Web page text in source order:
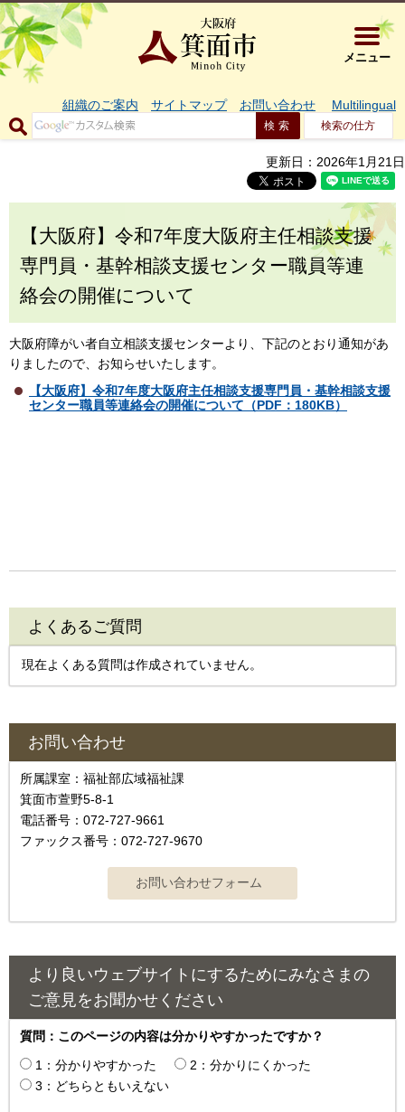
大阪府箕
メニュー
組織のご案内 サイトマップ お問い合わせ Multilingual
検索の仕方
更新日：2026年1月21日
【大阪府】令和7年度大阪府主任相談支援
専門員・基幹相談支援センター職員等連
絡会の開催について
大阪府障がい者自立相談支援センターより、下記のとおり通知があ
りましたので、お知らせいたします。
【大阪府】令和7年度大阪府主任相談支援専門員・基幹相談支援
センター職員等連絡会の開催について（PDF：180KB）
よくあるご質問
現在よくある質問は作成されていません。
お問い合わせ
所属課室：福祉部広域福祉課
箕面市萱野5-8-1
電話番号：072-727-9661
ファックス番号：072-727-9670
より良いウェブサイトにするためにみなさまの
ご意見をお聞かせください
質問：このページの内容は分かりやすかったですか？
1：分かりやすかった
2：分かりにくかった
3：どちらともいえない